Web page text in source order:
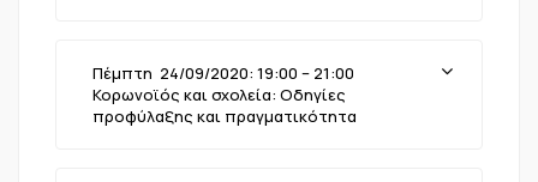
Πέμπτη 24/09/2020: 19:00 – 21:00
Κορωνοϊός και σχολεία: Οδηγίες
προφύλαξης και πραγματικότητα